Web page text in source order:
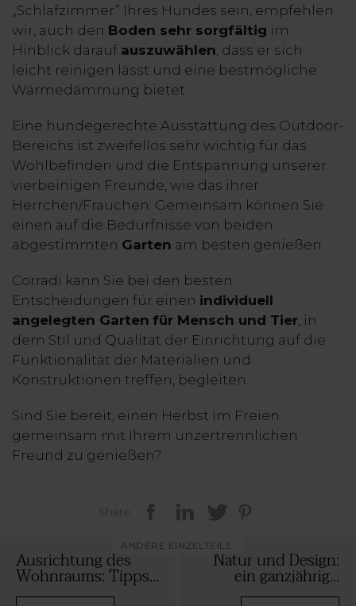
„Schlafzimmer” Ihres Hundes sein, empfehlen
wir, auch den Boden sehr sorgfältig im
Hinblick darauf auszuwählen , dass er sich
leicht reinigen lässt und eine bestmögliche
Wärmedämmung bietet.
Eine hundegerechte Ausstattung des Outdoor-
Bereichs ist zweifellos sehr wichtig für das
Wohlbefinden und die Entspannung unserer
vierbeinigen Freunde, wie das ihrer
Herrchen/Frauchen: Gemeinsam können Sie
einen auf die Bedürfnisse von beiden
abgestimmten Garten am besten genießen.
Corradi kann Sie bei den besten
Entscheidungen für einen individuell
angelegten Garten für Mensch und Tier , in
dem Stil und Qualität der Einrichtung auf die
Funktionalität der Materialien und
Konstruktionen treffen, begleiten.
Sind Sie bereit, einen Herbst im Freien
gemeinsam mit Ihrem unzertrennlichen
Freund zu genießen?
Share
ANDERE EINZELTEILE:
Ausrichtung des
Wohnraums: Tipps...
Natur und Design:
ein ganzjährig...